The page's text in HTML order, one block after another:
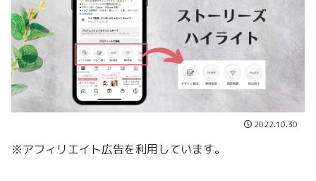
2022.10.30
※アフィリエイト広告を利用しています。